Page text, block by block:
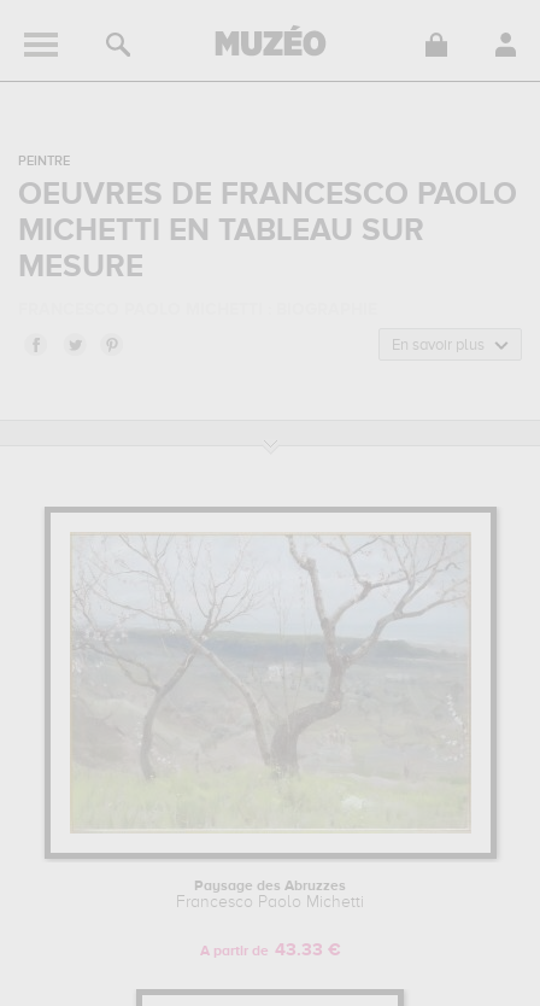
PEINTRE
OEUVRES DE FRANCESCO PAOLO
MICHETTI EN TABLEAU SUR
MESURE
Francesco Paolo Michetti, est un peintre de nationalité
Francesco Paolo Michetti est notamment connu pour les œuvres
habillée pour l'église...
qui sont autant d'illustrations de ses sujets
favoris : paysage, portrait... Vous devrez vous rendre au musée
d'orsay, paris, france, national gallery of art, washington dc, etats-
unis pour pouvoir admirer l'une de ses œuvres. Les œuvres de
Francesco Paolo Michetti sont, en effet, principalement conservées
de tableaux de grande qualité des principales œuvres de
Pour en savoir plus sur la vie et l'œuvre de Francesco Paolo
En savoir plus
Paysage des Abruzzes
Francesco Paolo Michetti
A partir de 43.33 €